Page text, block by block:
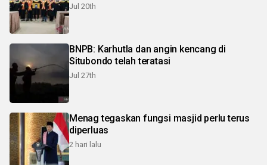
Jul 20th
BNPB: Karhutla dan angin kencang di
Situbondo telah teratasi
Jul 27th
Menag tegaskan fungsi masjid perlu terus
diperluas
2 hari lalu